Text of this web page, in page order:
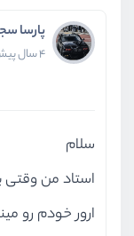
پارسا
4 سال پیش
سلام
استاد من
ارور خودم رو